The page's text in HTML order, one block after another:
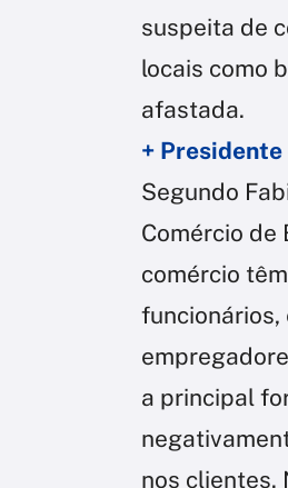
suspeita de
locais como
afastada.
+
Segundo
Comércio de
comércio
funcionários,
a principal
nos clientes.